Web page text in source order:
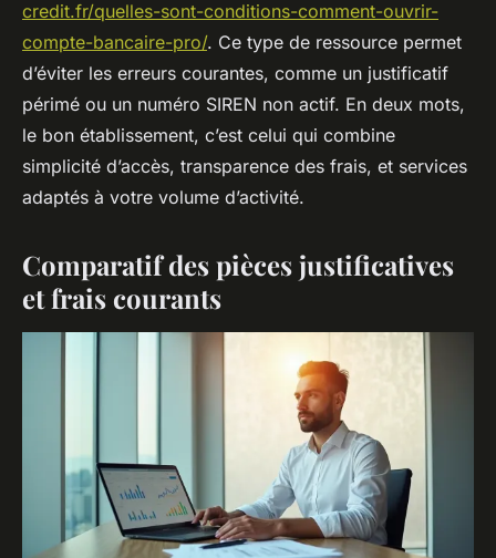
credit.fr/quelles-sont-conditions-comment-ouvrir-
compte-bancaire-pro/. Ce type de ressource permet
d’éviter les erreurs courantes, comme un justificatif
périmé ou un numéro SIREN non actif. En deux mots,
le bon établissement, c’est celui qui combine
simplicité d’accès, transparence des frais, et services
adaptés à votre volume d’activité.
Comparatif des pièces justificatives
et frais courants